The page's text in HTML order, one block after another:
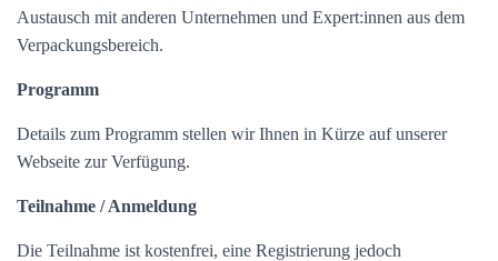
Austausch mit anderen Unternehmen und Expert:innen aus dem
Verpackungsbereich.
Programm
Details zum Programm stellen wir Ihnen in Kürze auf unserer
Webseite zur Verfügung.
Teilnahme / Anmeldung
Die Teilnahme ist kostenfrei, eine Registrierung jedoch